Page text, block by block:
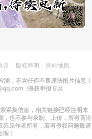
议 版权声明
网站地图
，不含任何不良违法图片信息！
|侵权举报专区
采集信息，相关链接已经注明来
也不参与录制、上传，所有言论
原作者所有，若有侵权问题敬请
！